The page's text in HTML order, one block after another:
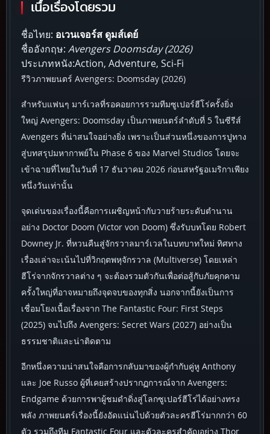
เนื้อเรื่องโดยรวม
ชื่อไทย: อเวนเจอร์ส ดูมส์เดย์
ชื่ออังกฤษ: Avengers Doomsday (2026)
ประเภทหนัง:Action, Adventure, Sci-Fi
รีวิวภาพยนตร์ Avengers: Doomsday (2026)
สำหรับแฟนๆ มาร์เวลที่รอคอยการรวมทีมซูเปอร์ฮีโร่ครั้งยิ่ง
ใหญ่ Avengers: Doomsday เป็นภาพยนตร์ลำดับที่ 5 ในซีรีส์
Avengers ที่น่าสนใจอย่างยิ่ง เพราะเป็นส่วนหนึ่งของการปูทาง
สู่บทสรุปมหากาพย์ใน Phase 6 ของ Marvel Studios โดยจะ
เข้าฉายที่ไทยในวันที่ 17 ธันวาคม 2026 ก่อนสหรัฐอเมริกาเพียง
หนึ่งวันเท่านั้น
จุดเด่นของเรื่องนี้คือการเผชิญหน้ากับวายร้ายระดับตำนาน
อย่าง Doctor Doom (Victor von Doom) ซึ่งรับบทโดย Robert
Downey Jr. ที่หวนคืนสู่จักรวาลมาร์เวลในบทบาทใหม่ ทิศทาง
เรื่องเล่าจะเน้นไปที่วิกฤตพหุจักรวาล (Multiverse) โดยเหล่า
ฮีโร่จากจักรวาลต่าง ๆ จะต้องรวมตัวกันเพื่อต่อสู้กับภัยคุกคาม
ครั้งใหญ่ที่อาจหมายถึงจุดจบของทุกสิ่ง นอกจากนี้ยังเป็นการ
เชื่อมโยงเนื้อเรื่องจาก The Fantastic Four: First Steps
(2025) จนไปถึง Avengers: Secret Wars (2027) อย่างเป็น
ธรรมชาติและน่าติดตาม
อีกหนึ่งความน่าสนใจคือการกลับมาของผู้กำกับคู่หู Anthony
และ Joe Russo ผู้ที่เคยสร้างปรากฏการณ์จาก Avengers:
Endgame ด้วยการพาผู้ชมดำดิ่งสู่โลกซูเปอร์ฮีโร่ได้อย่างทรง
พลัง ภาพยนตร์เรื่องนี้ยังอัดแน่นไปด้วยตัวละครฮีโร่มากกว่า 60
ตัว รวมถึงทีม Fantastic Four และตัวละครสำคัญอย่าง Thor